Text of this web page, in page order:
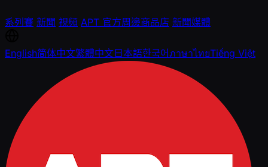
系列賽 新聞 視頻 APT 官方周邊商品店 新聞媒體
English简体中文繁體中文日本語한국어ภาษาไทยTiếng Việt